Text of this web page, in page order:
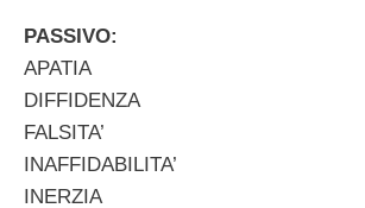
PASSIVO:
APATIA
DIFFIDENZA
FALSITA’
INAFFIDABILITA’
INERZIA